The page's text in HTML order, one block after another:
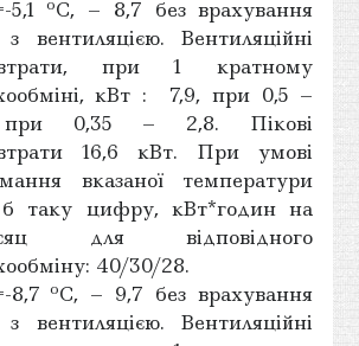
5,1
С, – 8,7 без врахування
вентиляцією. Вентиляційні
при 1 кратному
кВт : 7,9, при 0,5 –
0,35 – 2,8. Пікові
16,6 кВт. При умові
вказаної температури
таку цифру, кВт*годин на
для відповідного
40/30/28.
8,7 оС, – 9,7 без врахування
вентиляцією. Вентиляційні